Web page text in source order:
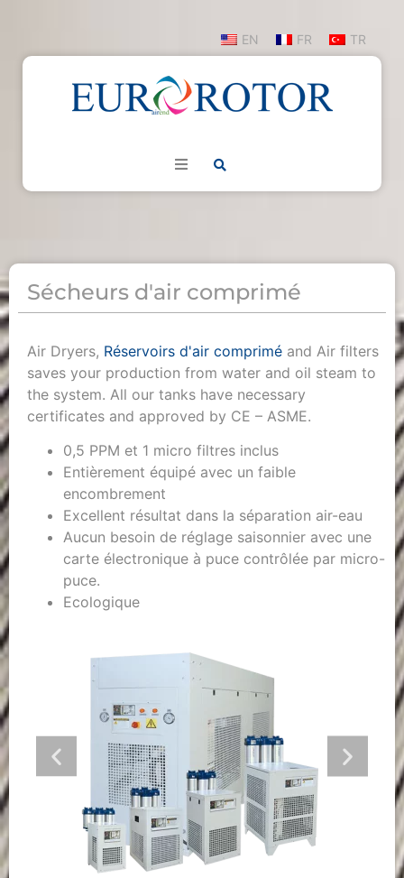
EN FR TR
Sécheurs d'air comprimé
Air Dryers, Réservoirs d'air comprimé and Air filters
saves your production from water and oil steam to
the system. All our tanks have necessary
certificates and approved by CE – ASME.
0,5 PPM et 1 micro filtres inclus
Entièrement équipé avec un faible
encombrement
Excellent résultat dans la séparation air-eau
Aucun besoin de réglage saisonnier avec une
carte électronique à puce contrôlée par micro-
puce.
Ecologique